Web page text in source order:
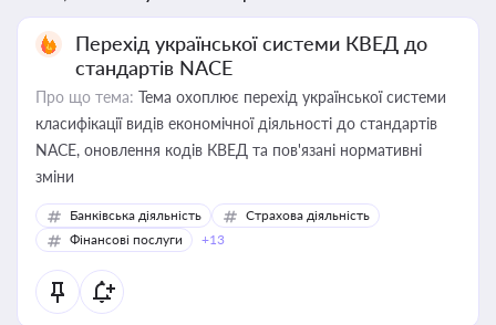
Перехід української системи КВЕД до
стандартів NACE
Про що тема: Тема охоплює перехід української системи
класифікації видів економічної діяльності до стандартів
NACE, оновлення кодів КВЕД та пов'язані нормативні
зміни
Банківська діяльність
Страхова діяльність
Фінансові послуги
+13